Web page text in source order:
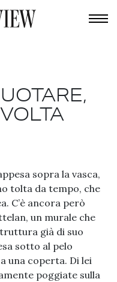
sopra la vasca,
tolta da tempo, che
C’è ancora però
un murale che
già di suo
sotto al pelo
una coperta. Di lei
poggiate sulla